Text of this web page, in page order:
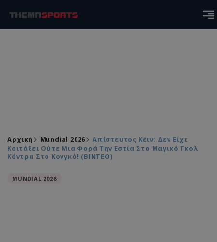
Αρχική Mundial 2026
Απίστευτος Κέιν: Δεν Είχε
Κοιτάξει Ούτε Μια Φορά Την Εστία Στο Μαγικό Γκολ
Κόντρα Στο Κονγκό! (ΒΙΝΤΕΟ)
MUNDIAL 2026